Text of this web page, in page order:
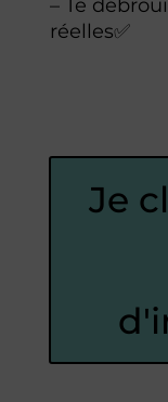
– Te
réelles✅
Je